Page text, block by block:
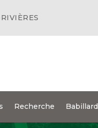
Recherche Babillard